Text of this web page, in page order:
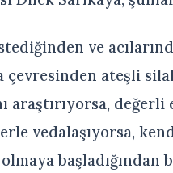
ve
çevresinden ateşli
araştırıyorsa, değerli
vedalaşıyorsa,